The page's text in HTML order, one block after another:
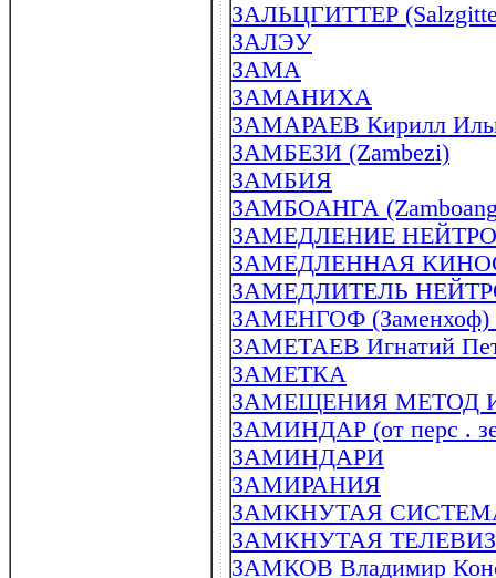
ЗАЛЬЦГИТТЕР
ЗАЛЭУ
ЗАМА
ЗАМАНИХА
ЗАМАРАЕВ Кирилл
ЗАМБЕЗИ (Zambezi)
ЗАМБИЯ
ЗАМБОАНГА
ЗАМЕДЛЕНИЕ
ЗАМЕДЛЕННАЯ
ЗАМЕДЛИТЕЛЬ
ЗАМЕНГОФ (Заменхоф)
ЗАМЕТАЕВ Игнатий
ЗАМЕТКА
ЗАМЕЩЕНИЯ МЕТОД
ЗАМИНДАР (от перс .
ЗАМИНДАРИ
ЗАМИРАНИЯ
ЗАМКНУТАЯ
ЗАМКНУТАЯ
ЗАМКОВ Владимир